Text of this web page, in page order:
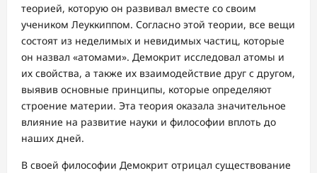
теорией, которую он развивал вместе со своим
учеником Леуккиппом. Согласно этой теории, все вещи
состоят из неделимых и невидимых частиц, которые
он назвал «атомами». Демокрит исследовал атомы и
их свойства, а также их взаимодействие друг с другом,
выявив основные принципы, которые определяют
строение материи. Эта теория оказала значительное
влияние на развитие науки и философии вплоть до
наших дней.
В своей философии Демокрит отрицал существование